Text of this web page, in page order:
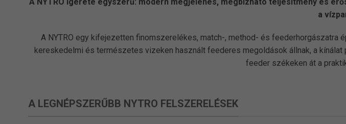
a
A NYTRO egy kifejezetten finomszerelékes, match-, method- és feederhorgászatra
kereskedelmi és természetes vizeken használt feederes megoldások állnak, a
feeder székeken át a
A LEGNÉPSZERŰBB NYTRO FELSZERELÉSEK